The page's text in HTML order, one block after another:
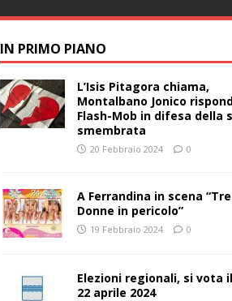
IN PRIMO PIANO
L’Isis Pitagora chiama,
Montalbano Jonico
Flash-Mob in difesa della
smembrata
20 Febbraio 2024 0
A Ferrandina in scena “Tre
Donne in pericolo”
19 Febbraio 2024 0
Elezioni regionali, si vota
22 aprile 2024